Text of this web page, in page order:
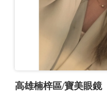
高雄楠梓區/寶美眼鏡